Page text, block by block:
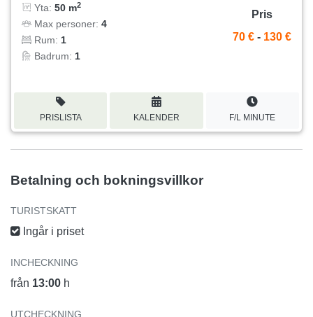
Yta: 50 m2
Max personer: 4
Rum: 1
Badrum: 1
Pris
70 € - 130 €
PRISLISTA KALENDER F/L MINUTE
Betalning och bokningsvillkor
TURISTSKATT
Ingår i priset
INCHECKNING
från 13:00 h
UTCHECKNING